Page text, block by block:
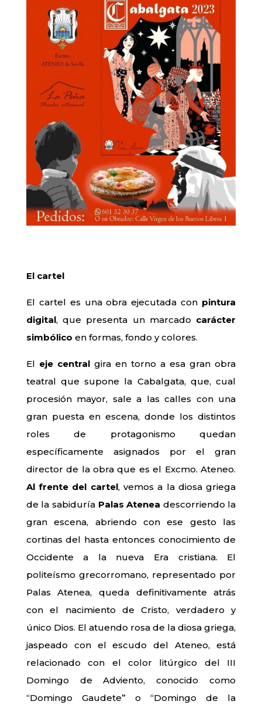
El cartel
El cartel es una obra ejecutada con pintura
digital, que presenta un marcado carácter
simbólico en formas, fondo y colores.
El eje central gira en torno a esa gran obra
teatral que supone la Cabalgata, que, cual
procesión mayor, sale a las calles con una
gran puesta en escena, donde los distintos
roles de protagonismo quedan
específicamente asignados por el gran
director de la obra que es el Excmo. Ateneo.
Al frente del cartel, vemos a la diosa griega
de la sabiduría Palas Atenea descorriendo la
gran escena, abriendo con ese gesto las
cortinas del hasta entonces conocimiento de
Occidente a la nueva Era cristiana. El
politeísmo grecorromano, representado por
Palas Atenea, queda definitivamente atrás
con el nacimiento de Cristo, verdadero y
único Dios. El atuendo rosa de la diosa griega,
jaspeado con el escudo del Ateneo, está
relacionado con el color litúrgico del III
Domingo de Adviento, conocido como
“Domingo Gaudete” o “Domingo de la